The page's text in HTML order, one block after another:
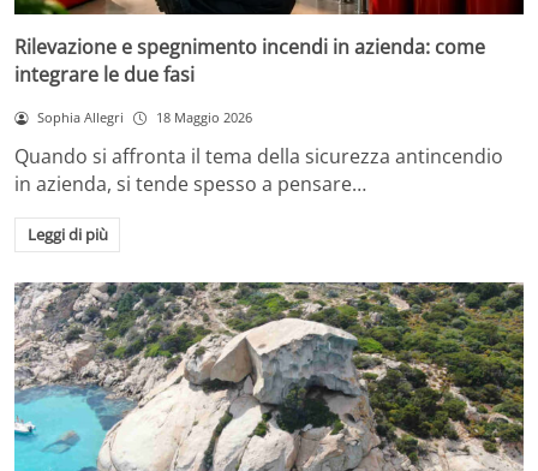
Rilevazione e spegnimento incendi in azienda: come
integrare le due fasi
Sophia Allegri 18 Maggio 2026
Quando si affronta il tema della sicurezza antincendio
in azienda, si tende spesso a pensare…
Leggi di più